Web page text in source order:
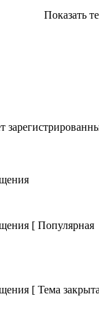
Показать
[ Популярная
[ Тема